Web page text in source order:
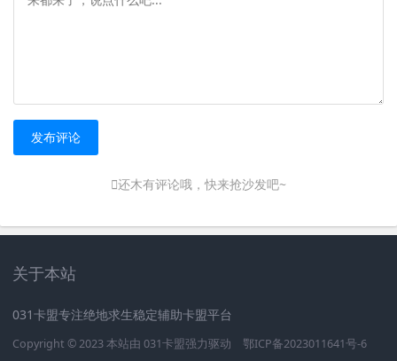
发布评论
还木有评论哦，快来抢沙发吧~
关于本站
031卡盟专注绝地求生稳定辅助卡盟平台
Copyright © 2023 本站由 031卡盟强力驱动 鄂ICP备2023011641号-6